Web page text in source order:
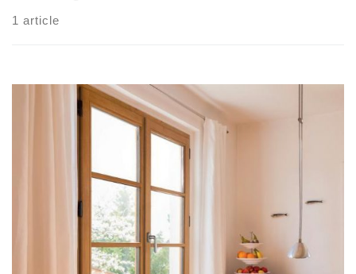
1 article